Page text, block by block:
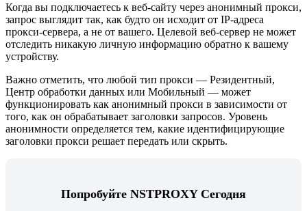
Когда вы подключаетесь к веб-сайту через анонимный прокси,
запрос выглядит так, как будто он исходит от IP-адреса
прокси-сервера, а не от вашего. Целевой веб-сервер не может
отследить никакую личную информацию обратно к вашему
устройству.
Важно отметить, что любой тип прокси — Резидентный,
Центр обработки данных или Мобильный — может
функционировать как анонимный прокси в зависимости от
того, как он обрабатывает заголовки запросов. Уровень
анонимности определяется тем, какие идентифицирующие
заголовки прокси решает передать или скрыть.
Попробуйте NSTPROXY Сегодня